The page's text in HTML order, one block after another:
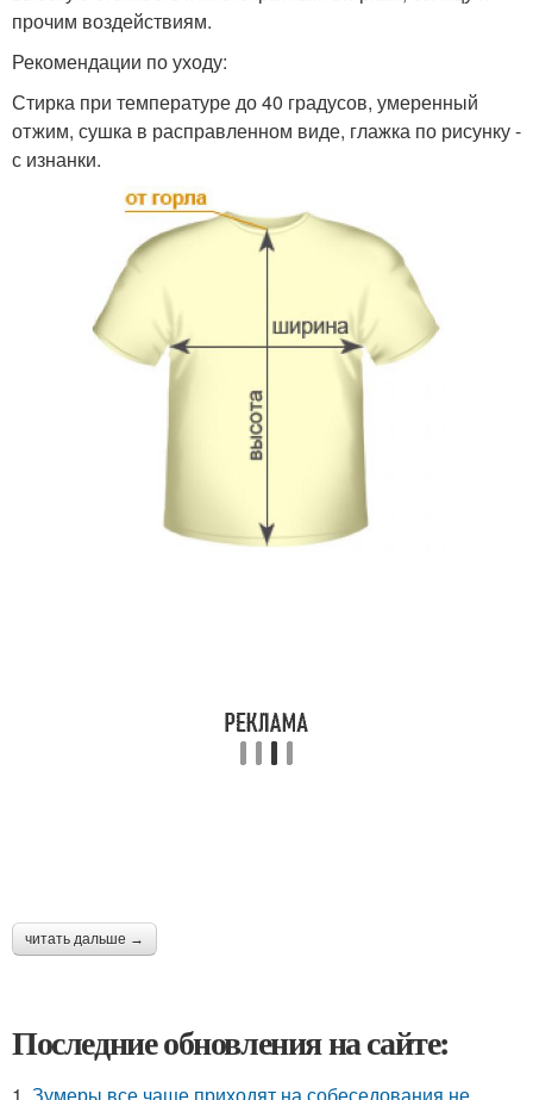
прочим воздействиям.
Рекомендации по уходу:
Стирка при температуре до 40 градусов, умеренный
отжим, сушка в расправленном виде, глажка по рисунку -
с изнанки.
читать дальше →
Последние обновления на сайте:
1. Зумеры все чаще приходят на собеседования не